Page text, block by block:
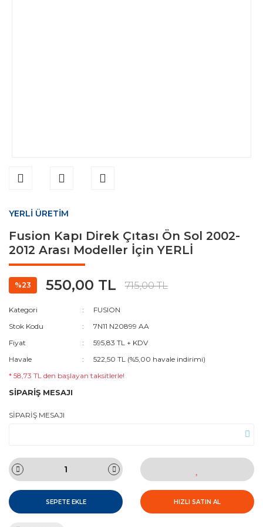
YERLİ ÜRETİM
Fusion Kapı Direk Çıtası Ön Sol 2002-
2012 Arası Modeller İçin YERLİ
%23 550,00 TL 715,00 TL
Kategori
FUSION
Stok Kodu
7N11 N20899 AA
Fiyat
595,83 TL + KDV
Havale
522,50 TL (%5,00 havale indirimi)
* 58,73 TL den başlayan taksitlerle!
SİPARİŞ MESAJI
SİPARİŞ MESAJI
SEPETE EKLE HIZLI SATIN AL